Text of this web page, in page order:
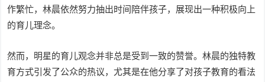
作繁忙，林晨依然努力抽出时间陪伴孩子，展现出一种积极向上
的育儿理念。
然而，明星的育儿观念并非总是受到一致的赞誉。林晨的独特教
育方式引发了公众的热议，尤其是在他分享了对孩子教育的看法